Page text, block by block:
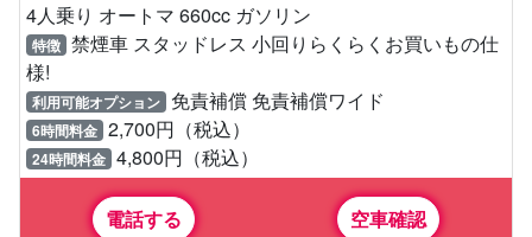
4人乗り オートマ 660cc ガソリン
特徴 禁煙車 スタッドレス 小回りらくらくお買いもの仕
様!
利用可能オプション 免責補償 免責補償ワイド
6時間料金 2,700円（税込）
24時間料金 4,800円（税込）
電話する 空車確認